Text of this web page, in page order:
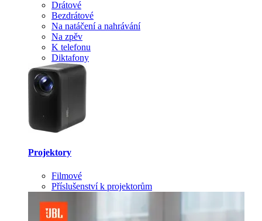
Drátové
Bezdrátové
Na natáčení a nahrávání
Na zpěv
K telefonu
Diktafony
Projektory
Filmové
Příslušenství k projektorům